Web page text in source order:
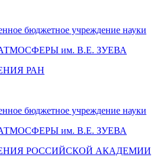
бюджетное учреждение науки
им. В.Е. ЗУЕВА
РАН
бюджетное учреждение науки
им. В.Е. ЗУЕВА
РОССИЙСКОЙ АКАДЕМИИ